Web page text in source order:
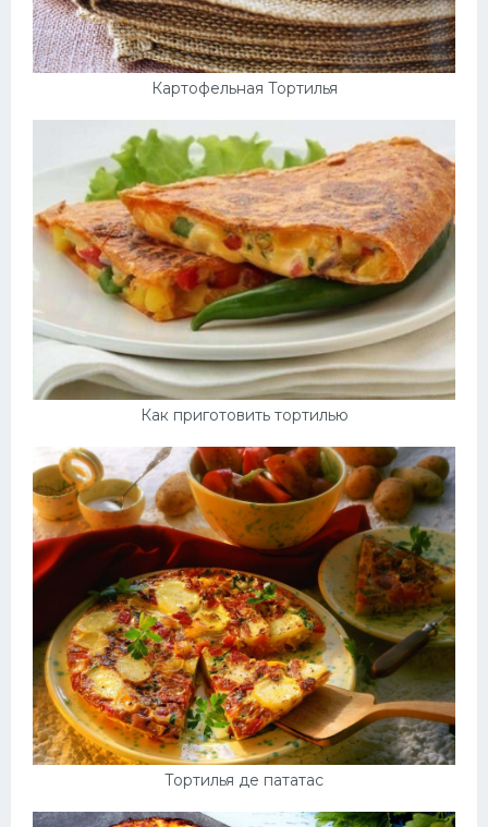
Картофельная Тортилья
Как приготовить тортилью
Тортилья де пататас